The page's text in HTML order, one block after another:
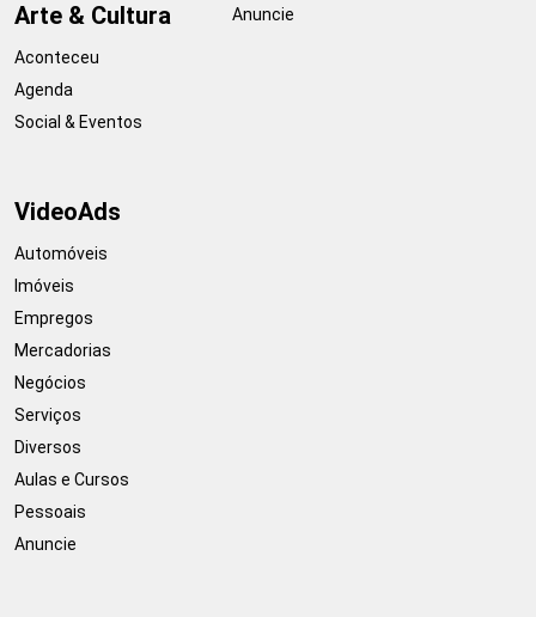
Arte & Cultura
Aconteceu
Agenda
Social & Eventos
Anuncie
VideoAds
Automóveis
Imóveis
Empregos
Mercadorias
Negócios
Serviços
Diversos
Aulas e Cursos
Pessoais
Anuncie